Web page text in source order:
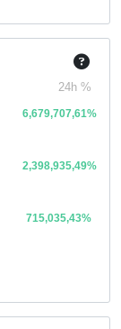
24h %
6,679,707,61%
2,398,935,49%
715,035,43%